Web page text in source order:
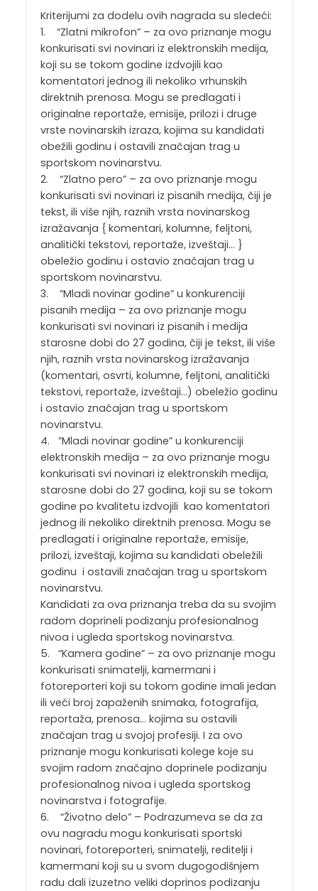
Kriterijumi za dodelu ovih nagrada su sledeći:
1. “Zlatni mikrofon” – za ovo priznanje mogu
konkurisati svi novinari iz elektronskih medija,
koji su se tokom godine izdvojili kao
komentatori jednog ili nekoliko vrhunskih
direktnih prenosa. Mogu se predlagati i
originalne reportaže, emisije, prilozi i druge
vrste novinarskih izraza, kojima su kandidati
obežili godinu i ostavili značajan trag u
sportskom novinarstvu.
2. “Zlatno pero” – za ovo priznanje mogu
konkurisati svi novinari iz pisanih medija, čiji je
tekst, ili više njih, raznih vrsta novinarskog
izražavanja { komentari, kolumne, feljtoni,
analitički tekstovi, reportaže, izveštaji… }
obeležio godinu i ostavio značajan trag u
sportskom novinarstvu.
3. “Mladi novinar godine” u konkurenciji
pisanih medija – za ovo priznanje mogu
konkurisati svi novinari iz pisanih i medija
starosne dobi do 27 godina, čiji je tekst, ili više
njih, raznih vrsta novinarskog izražavanja
(komentari, osvrti, kolumne, feljtoni, analitički
tekstovi, reportaže, izveštaji…) obeležio godinu
i ostavio značajan trag u sportskom
novinarstvu.
4. ”Mladi novinar godine” u konkurenciji
elektronskih medija – za ovo priznanje mogu
konkurisati svi novinari iz elektronskih medija,
starosne dobi do 27 godina, koji su se tokom
godine po kvalitetu izdvojili kao komentatori
jednog ili nekoliko direktnih prenosa. Mogu se
predlagati i originalne reportaže, emisije,
prilozi, izveštaji, kojima su kandidati obeležili
godinu i ostavili značajan trag u sportskom
novinarstvu.
Kandidati za ova priznanja treba da su svojim
radom doprineli podizanju profesionalnog
nivoa i ugleda sportskog novinarstva.
5. “Kamera godine” – za ovo priznanje mogu
konkurisati snimatelji, kamermani i
fotoreporteri koji su tokom godine imali jedan
ili veći broj zapaženih snimaka, fotografija,
reportaža, prenosa… kojima su ostavili
značajan trag u svojoj profesiji. I za ovo
priznanje mogu konkurisati kolege koje su
svojim radom značajno doprinele podizanju
profesionalnog nivoa i ugleda sportskog
novinarstva i fotografije.
6. “Životno delo” – Podrazumeva se da za
ovu nagradu mogu konkurisati sportski
novinari, fotoreporteri, snimatelji, reditelji i
kamermani koji su u svom dugogodišnjem
radu dali izuzetno veliki doprinos podizanju